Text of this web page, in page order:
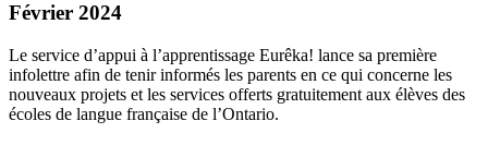
Février 2024
Le service d’appui à l’apprentissage Eurêka! lance sa première
infolettre afin de tenir informés les parents en ce qui concerne les
nouveaux projets et les services offerts gratuitement aux élèves des
écoles de langue française de l’Ontario.